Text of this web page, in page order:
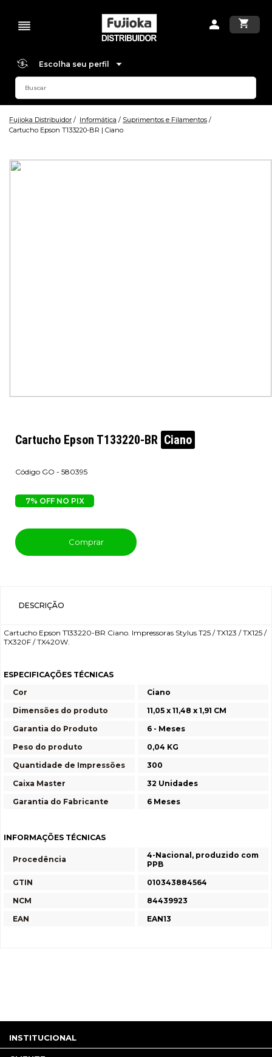
Escolha seu perfil
Fujioka Distribuidor Informática
Suprimentos e Filamentos
Cartucho Epson T133220-BR | Ciano
Cartucho Epson T133220-BR Ciano
GO - 580395
7% OFF NO PIX
Comprar
DESCRIÇÃO
Cartucho Epson T133220-BR Ciano. Impressoras Stylus T25 / TX123 / TX125 /
TX320F / TX420W.
ESPECIFICAÇÕES TÉCNICAS
Cor
Ciano
Dimensões do produto
11,05 x 11,48 x 1,91 CM
Garantia do Produto
6 - Meses
Peso do produto
0,04 KG
Quantidade de Impressões
300
Caixa Master
32 Unidades
Garantia do Fabricante
6 Meses
INFORMAÇÕES TÉCNICAS
Procedência
4-Nacional, produzido com
PPB
GTIN
010343884564
NCM
84439923
EAN
EAN13
INSTITUCIONAL